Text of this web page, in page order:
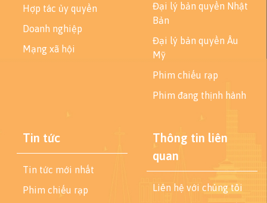
Hợp tác ủy quyền
Doanh nghiệp
Mạng xã hội
Đại lý bản quyền Nhật
Bản
Đại lý bản quyền Âu
Mỹ
Phim chiếu rạp
Phim đang thịnh hành
Tin tức
Tin tức mới nhất
Phim chiếu rạp
Thông tin liên
quan
Liên hệ với chúng tôi